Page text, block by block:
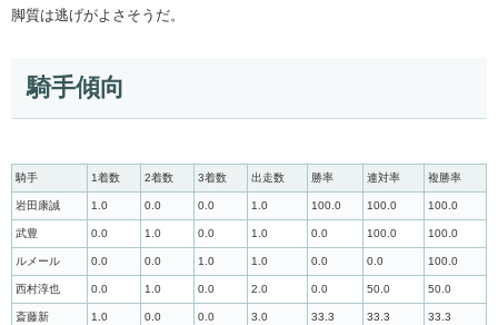
脚質は逃げがよさそうだ。
騎手傾向
騎手 1着数 2着数 3着数 出走数 勝率 連対率 複勝率
岩田康誠 1.0 0.0 0.0 1.0 100.0 100.0 100.0
武豊 0.0 1.0 0.0 1.0 0.0 100.0 100.0
ルメール 0.0 0.0 1.0 1.0 0.0 0.0 100.0
西村淳也 0.0 1.0 0.0 2.0 0.0 50.0 50.0
斎藤新 1.0 0.0 0.0 3.0 33.3 33.3 33.3